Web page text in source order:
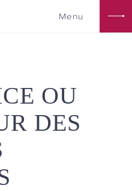
Menu
OU
DES